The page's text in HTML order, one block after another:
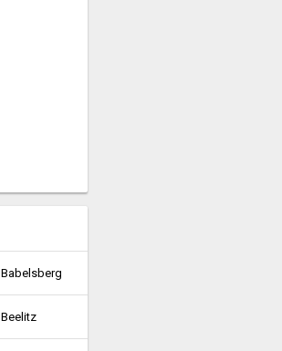
Babelsberg
Beelitz